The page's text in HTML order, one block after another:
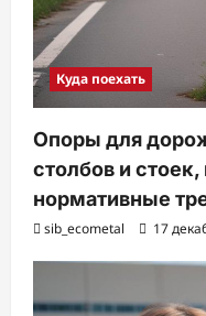
Куда поехать
Опоры для
столбов и
нормативные
sib_ecometal 17